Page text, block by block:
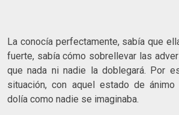
La conocía perfectamente, sabía que
fuerte, sabía cómo sobrellevar las
que nada ni nadie la doblegará. Por
situación, con aquel estado de ánimo
dolía como nadie se imaginaba.